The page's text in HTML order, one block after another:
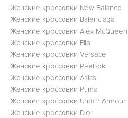
Женские кроссовки New Balance
Женские кроссовки Balenciaga
Женские кроссовки Alex McQueen
Женские кроссовки Fila
Женские кроссовки Versace
Женские кроссовки Reebok
Женские кроссовки Asics
Женские кроссовки Puma
Женские кроссовки Under Armour
Женские кроссовки Dior